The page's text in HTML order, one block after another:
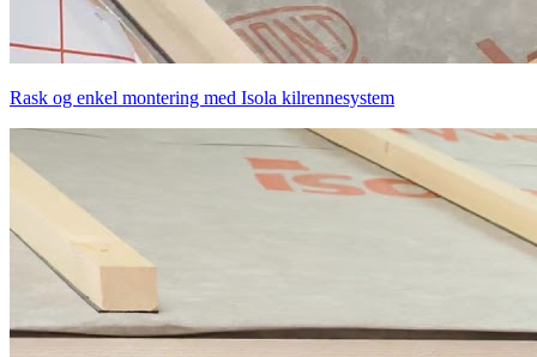
Rask og enkel montering med Isola kilrennesystem